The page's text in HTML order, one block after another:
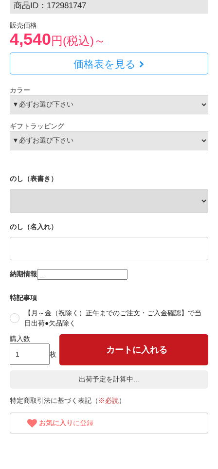
商品ID：172981747
販売価格
4,540円(税込)～
価格表を見る
カラー
ギフトラッピング
のし（表書き）
のし（名入れ）
納期情報
特記事項
【月～金（祝除く）正午までのご注文・ご入金確認】で当
日出荷●欠品除く
購入数
枚
カートに入れる
出荷予定を計算中...
特定商取引法に基づく表記（ ※必読）
お気に入り に登録